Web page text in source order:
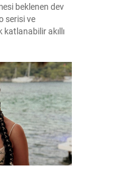
beklenen dev
serisi ve
akıllı